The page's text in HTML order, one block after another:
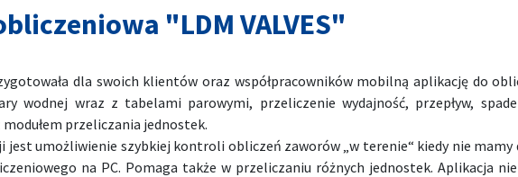
"LDM VALVES"
dla swoich klientów oraz współpracowników mobilną aplikację do
wodnej wraz z tabelami parowymi, przeliczenie wydajność, przepływ,
przeliczania jednostek.
jest umożliwienie szybkiej kontroli obliczeń zaworów „w terenie“ kiedy nie mamy
na PC. Pomaga także w przeliczaniu różnych jednostek. Aplikacja